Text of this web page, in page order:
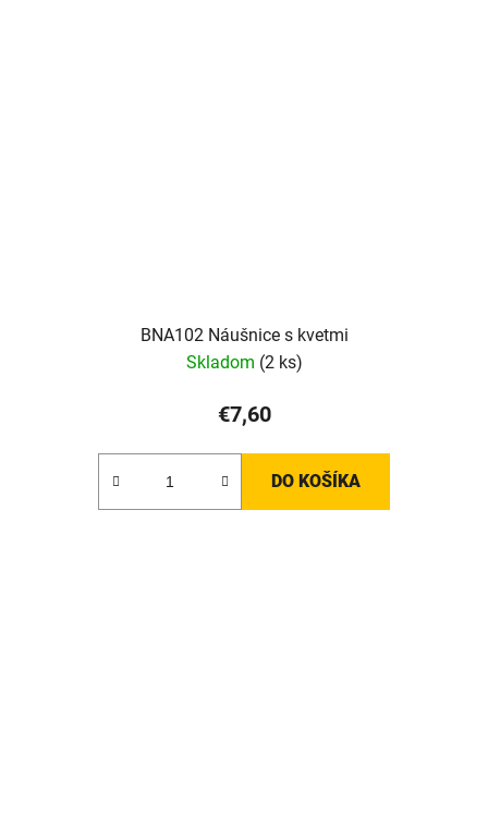
BNA102 Náušnice s kvetmi
Skladom (2 ks)
€7,60
DO KOŠÍKA